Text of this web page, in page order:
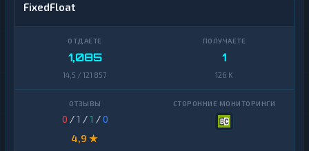
FixedFloat
1,085
14,5 / 121 857
1
126 K
0 /1 /1 /0
4,9 ★